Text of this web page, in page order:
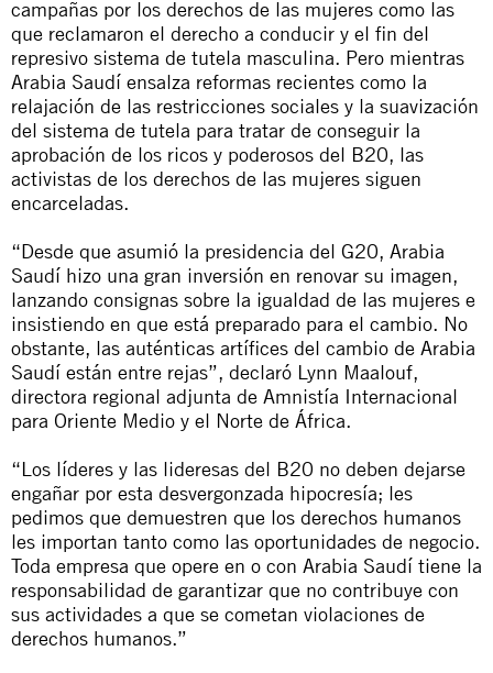
campañas por los derechos de las mujeres como las
que reclamaron el derecho a conducir y el fin del
represivo sistema de tutela masculina. Pero mientras
Arabia Saudí ensalza reformas recientes como la
relajación de las restricciones sociales y la suavización
del sistema de tutela para tratar de conseguir la
aprobación de los ricos y poderosos del B20, las
activistas de los derechos de las mujeres siguen
encarceladas.
“Desde que asumió la presidencia del G20, Arabia
Saudí hizo una gran inversión en renovar su imagen,
lanzando consignas sobre la igualdad de las mujeres e
insistiendo en que está preparado para el cambio. No
obstante, las auténticas artífices del cambio de Arabia
Saudí están entre rejas”, declaró Lynn Maalouf,
directora regional adjunta de Amnistía Internacional
para Oriente Medio y el Norte de África.
“Los líderes y las lideresas del B20 no deben dejarse
engañar por esta desvergonzada hipocresía; les
pedimos que demuestren que los derechos humanos
les importan tanto como las oportunidades de negocio.
Toda empresa que opere en o con Arabia Saudí tiene la
responsabilidad de garantizar que no contribuye con
sus actividades a que se cometan violaciones de
derechos humanos.”